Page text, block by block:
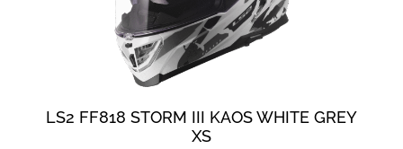
LS2 FF818 STORM III KAOS WHITE GREY
XS